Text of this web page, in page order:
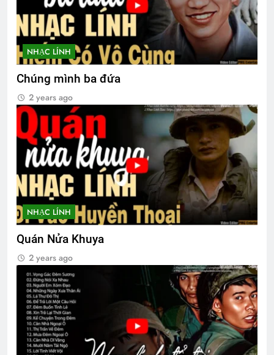
NHẠC LÍNH
Chúng mình ba đứa
2 years ago
NHẠC LÍNH
Quán Nửa Khuya
2 years ago